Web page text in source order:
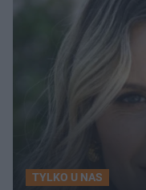
TYLKO U NAS